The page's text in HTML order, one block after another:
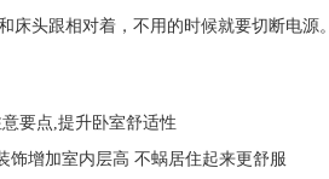
床头跟相对着，不用的时候就要切断电源。
要点,提升卧室舒适性
饰增加室内层高 不蜗居住起来更舒服